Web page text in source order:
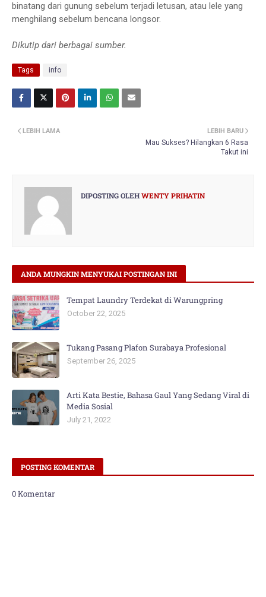
binatang dari gunung sebelum terjadi letusan, atau lele yang
menghilang sebelum bencana longsor.
Dikutip dari berbagai sumber.
Tags info
LEBIH BARU
Mau Sukses? Hilangkan 6 Rasa
Takut ini
LEBIH LAMA
DIPOSTING OLEHWENTY PRIHATIN
ANDA MUNGKIN MENYUKAI POSTINGAN INI
Tempat Laundry Terdekat di Warungpring
October 22, 2025
Tukang Pasang Plafon Surabaya Profesional
September 26, 2025
Arti Kata Bestie, Bahasa Gaul Yang Sedang Viral di
Media Sosial
July 21, 2022
POSTING KOMENTAR
0 Komentar